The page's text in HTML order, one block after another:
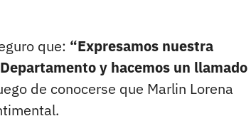
que: “Expresamos nuestra
y hacemos un llamado
de conocerse que Marlin Lorena